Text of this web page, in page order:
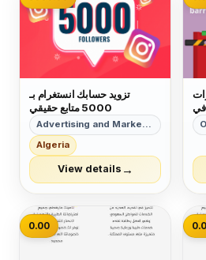
تزويد حسابك انستغرام بـ
5000 متابع حقيقي
Advertising and Marketing
Algeria
View details →
0.00